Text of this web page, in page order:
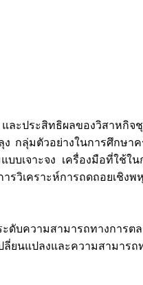
ละประสิทธิผลของวิสาหกิ
กลุ่มตัวอย่างในการศึกษ
เจาะจง เครื่องมือที่ใช้ใ
รวิเคราะห์การถดถอยเชิงพ
ระดับความสามารถทางการ
ปลี่ยนแปลงและความสามา